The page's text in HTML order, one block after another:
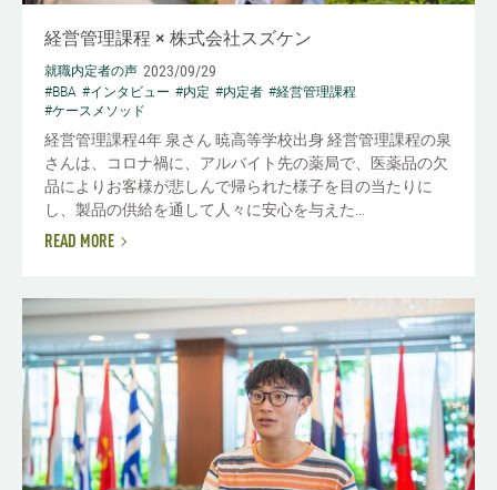
経営管理課程 × 株式会社スズケン
就職内定者の声 2023/09/29
#BBA #インタビュー #内定 #内定者 #経営管理課程
#ケースメソッド
経営管理課程4年 泉さん 暁高等学校出身 経営管理課程の泉
さんは、コロナ禍に、アルバイト先の薬局で、医薬品の欠
品によりお客様が悲しんで帰られた様子を目の当たりに
し、製品の供給を通して人々に安心を与えた...
READ MORE